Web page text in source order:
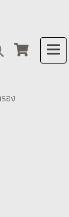
อง